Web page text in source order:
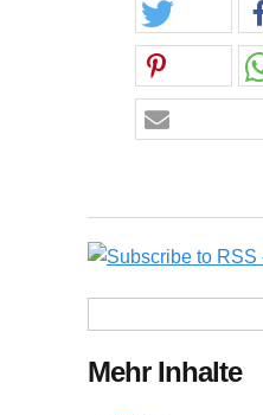
Mehr Inhalte